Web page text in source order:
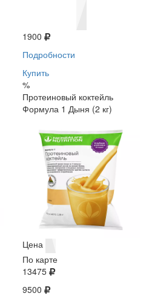
1900
Подробности
Купить
%
Протеиновый коктейль
Формула 1 Дыня (2 кг)
Цена
По карте
13475
9500